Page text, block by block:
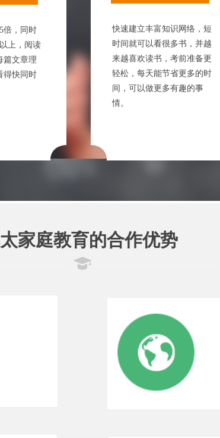
家庭教育的合作优势
倍，同时
上，阅读
篇文章理
得快同时
快速建立丰富知识网络，短
时间就可以看很多书，并越
来越喜欢读书，考前准备更
轻松，每天能节省更多的时
间，可以做更多有趣的事
情。